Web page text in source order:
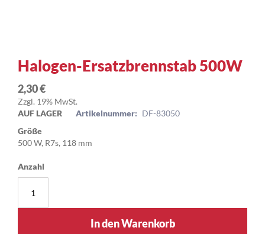
Halogen-Ersatzbrennstab 500W
2,30 €
Zzgl. 19% MwSt.
AUF LAGER
Artikelnummer: DF-83050
Größe
500 W, R7s, 118 mm
Anzahl
In den Warenkorb
Zum
Anfang
der
Bildergalerie
springen